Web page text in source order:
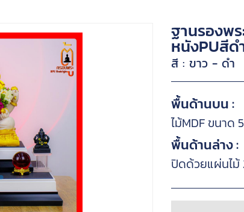
ฐานรองพ
หนังPUสีด
สี : ขาว - ดำ
พื้นด้านบน :
ไม้MDF ขนาด
พื้นด้านล่าง :
ปิดด้วยแผ่นไม้